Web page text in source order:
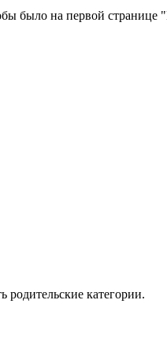
было на первой
категории.